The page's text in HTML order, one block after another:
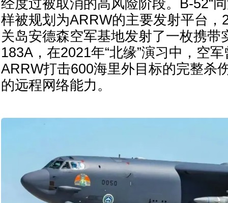
经度过被取消的高风险阶段。B-52“
样被规划为ARRW的主要发射平台，
关岛安德森空军基地发射了一枚携带
183A，在2021年“北缘”演习中，空
ARRW打击600海里外目标的完整杀
的远程网络能力。